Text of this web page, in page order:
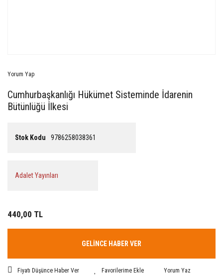
Yorum Yap
Cumhurbaşkanlığı Hükümet Sisteminde İdarenin
Bütünlüğü İlkesi
Stok Kodu 9786258038361
Adalet Yayınları
440,00 TL
GELİNCE HABER VER
Fiyatı Düşünce Haber Ver Yorum Yaz